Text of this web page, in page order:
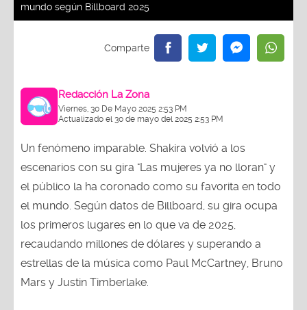
mundo según Billboard 2025
Redacción La Zona
Viernes, 30 De Mayo 2025 2:53 PM
Actualizado el 30 de mayo del 2025 2:53 PM
Un fenómeno imparable. Shakira volvió a los
escenarios con su gira "Las mujeres ya no lloran" y
el público la ha coronado como su favorita en todo
el mundo. Según datos de Billboard, su gira ocupa
los primeros lugares en lo que va de 2025,
recaudando millones de dólares y superando a
estrellas de la música como Paul McCartney, Bruno
Mars y Justin Timberlake.